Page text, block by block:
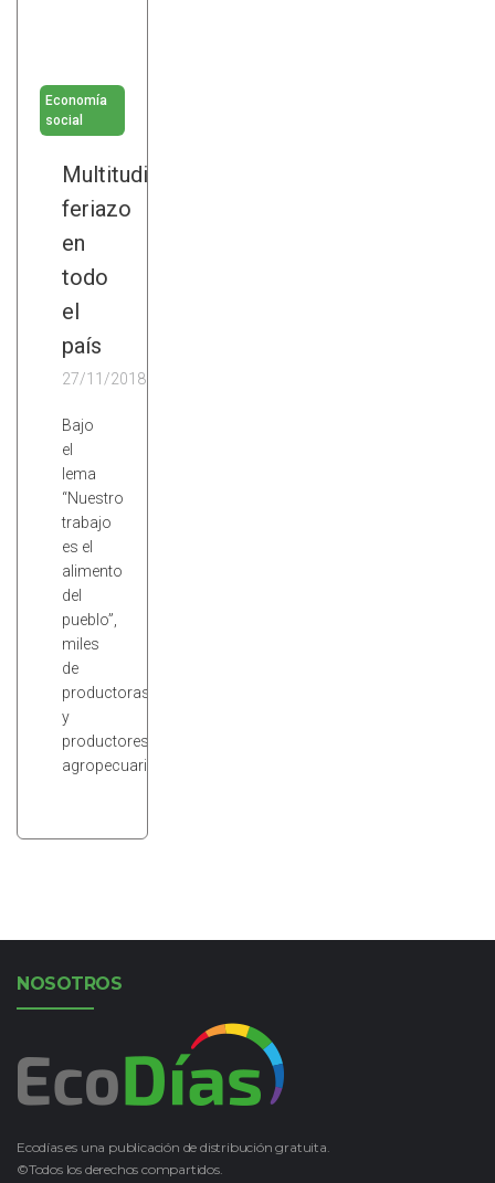
Economía
social
Multitudinario
feriazo
en
todo
el
país
27/11/2018
Bajo
el
lema
“Nuestro
trabajo
es el
alimento
del
pueblo”,
miles
de
productoras
y
productores
agropecuarios…
NOSOTROS
Ecodías es una publicación de distribución gratuita.
©Todos los derechos compartidos.